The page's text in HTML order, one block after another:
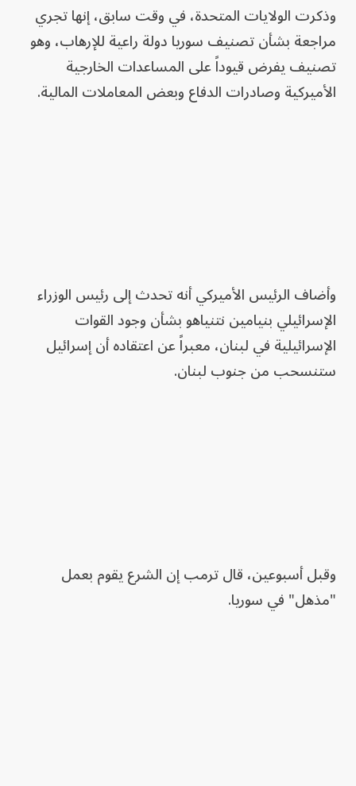
وذكرت الولايات المتحدة، في وقت سابق، إنها تجري
مراجعة بشأن تصنيف سوريا دولة ⁠راعية للإرهاب، وهو
تصنيف يفرض قيوداً على المساعدات الخارجية
الأميركية وصادرات الدفاع وبعض المعاملات المالية.
وأضاف الرئيس الأميركي أنه تحدث إلى رئيس الوزراء
الإسرائيلي بنيامين نتنياهو بشأن وجود القوات
الإسرائيلية في لبنان، معبراً عن اعتقاده أن إسرائيل
ستنسحب من جنوب لبنان.
وقبل أسبوعين، قال ترمب إن الشرع يقوم بعمل
"مذهل" في سوريا.